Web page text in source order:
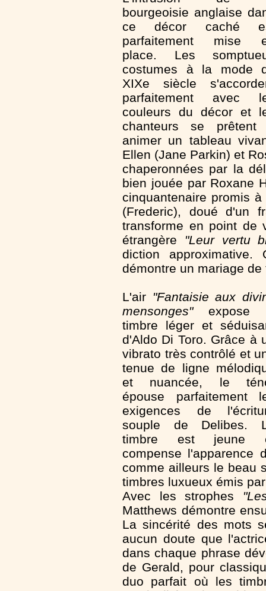
bourgeoisie anglaise
ce décor caché
parfaitement mise
place. Les
costumes à la mode
XIXe siècle
parfaitement avec
couleurs du décor et
chanteurs se prêtent
animer un tableau
Ellen (Jane Parkin) et
chaperonnées par la
bien jouée par Roxane
cinquantenaire promis
(Frederic), doué d'un
transforme en point de
étrangère "Leur vertu
diction
démontre un mariage
L'air "Fantaisie aux
mensonges"expose
timbre léger et
d'Aldo Di Toro. Grâce à
vibrato très contrôlé et
tenue de ligne
et nuancée, le
épouse parfaitement
exigences de
souple de Delibes.
timbre est jeune
compense l'apparence
comme ailleurs le beau
timbres luxueux émis
Avec les strophes
Matthews démontre
La sincérité des mots
aucun doute que
dans chaque phrase
de Gerald, pour
duo parfait où les